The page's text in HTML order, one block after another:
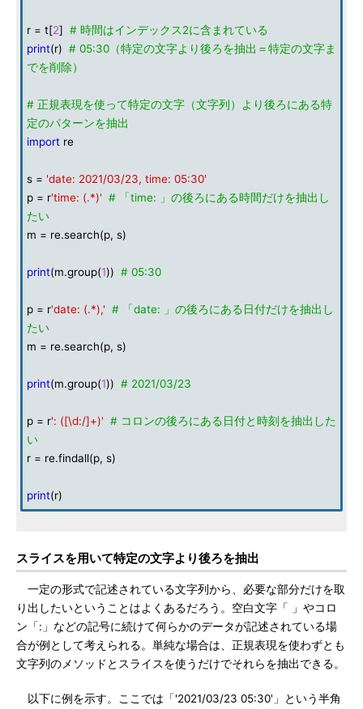
r = t[2] # 時間はインデックス2に含まれている
print(r) # 05:30（特定の文字より後ろを抽出＝特定の文字ま
でを削除）
# 正規表現を使って特定の文字（文字列）より後ろにある特
定のパターンを抽出
import re
s = 'date: 2021/03/23, time: 05:30'
p = r'time: (.*)' # 「time: 」の後ろにある時間だけを抽出し
たい
m = re.search(p, s)
print(m.group(1)) # 05:30
p = r'date: (.*),' # 「date: 」の後ろにある日付だけを抽出し
たい
m = re.search(p, s)
print(m.group(1)) # 2021/03/23
p = r': ([\d:/]+)' # コロンの後ろにある日付と時刻を抽出した
い
r = re.findall(p, s)
print(r)
スライスを用いて特定の文字より後ろを抽出
一定の形式で記述されている文字列から、必要な部分だけを取
り出したいということはよくあるだろう。空白文字「 」やコロ
ン「:」などの記号に続けて何らかのデータが記述されている場
合が例として考えられる。単純な場合は、正規表現を使わずとも
文字列のメソッドとスライスを使うだけでそれらを抽出できる。
以下に例を示す。ここでは「'2021/03/23 05:30'」という半角